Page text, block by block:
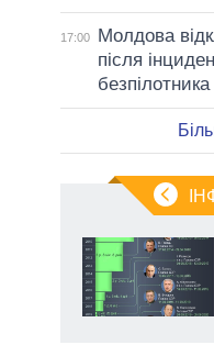
17:00
Молдова
після
безпілотника